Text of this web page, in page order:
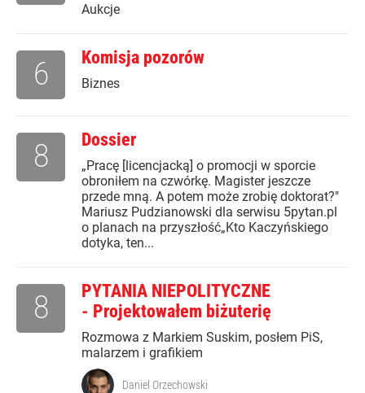
Aukcje
Komisja pozorów
Biznes
6
Dossier
„Pracę [licencjacką] o promocji w sporcie
obroniłem na czwórkę. Magister jeszcze
przede mną. A potem może zrobię doktorat?"
Mariusz Pudzianowski dla serwisu 5pytan.pl
o planach na przyszłość„Kto Kaczyńskiego
dotyka, ten...
8
PYTANIA NIEPOLITYCZNE
- Projektowałem biżuterię
Rozmowa z Markiem Suskim, posłem PiS,
malarzem i grafikiem
8
Daniel Orzechowski